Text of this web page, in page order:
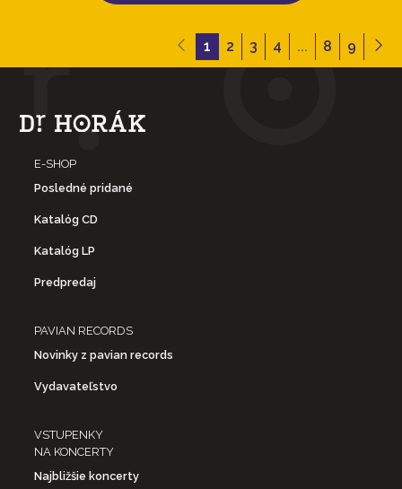
1 2 3 4 ... 8 9
E-SHOP
Posledné pridané
Katalóg CD
Katalóg LP
Predpredaj
PAVIAN RECORDS
Novinky z pavian records
Vydavateľstvo
VSTUPENKY
NA KONCERTY
Najbližšie koncerty